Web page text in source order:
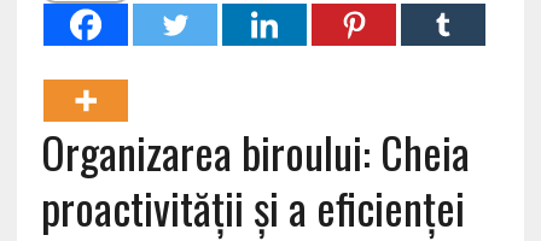
Organizarea biroului: Cheia
proactivității și a eficienței